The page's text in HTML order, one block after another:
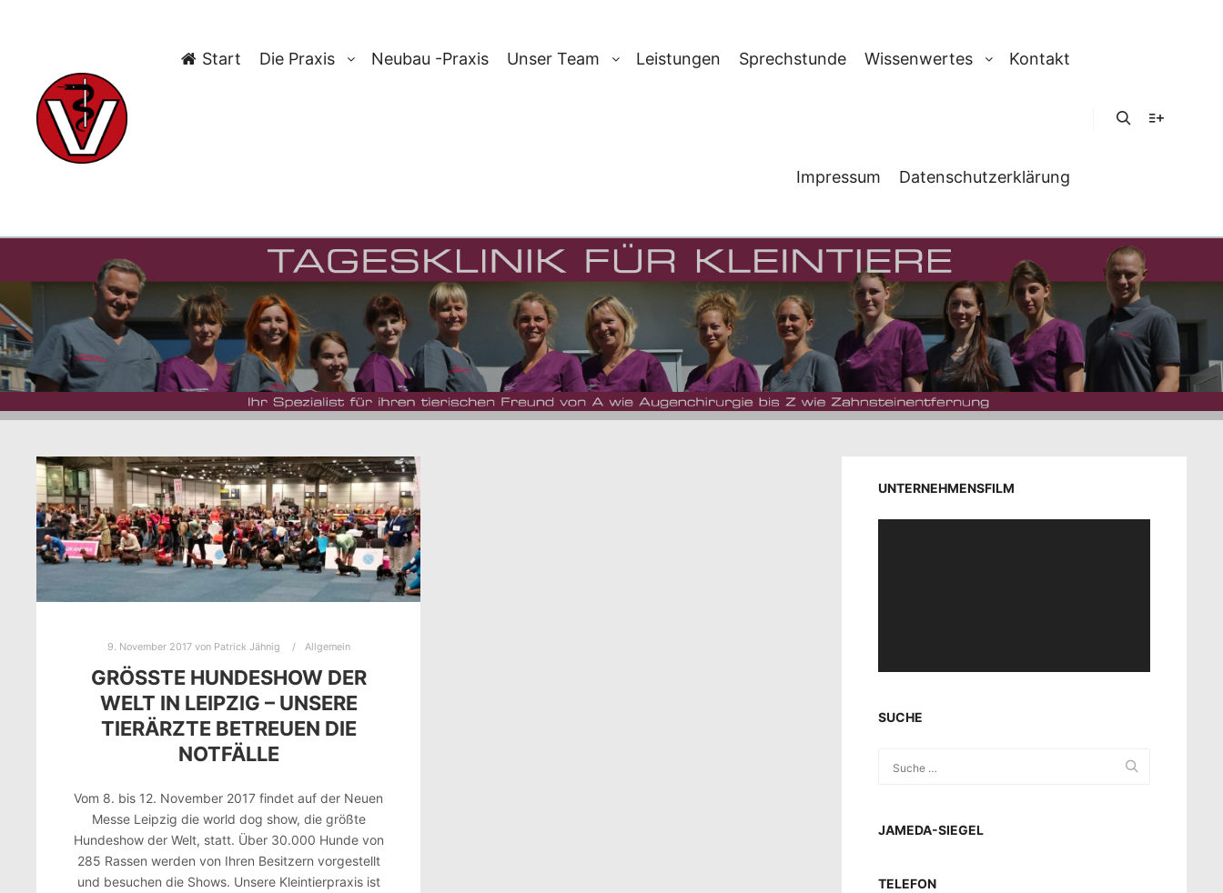
Start Die Praxis Neubau -Praxis Unser Team Leistungen Sprechstunde Wissenwertes Kontakt
Impressum Datenschutzerklärung
TAG-ARCHIV: LEIPZIGER MESSE
9. November 2017von Patrick Jähnig Allgemein
GRÖSSTE HUNDESHOW DER W
ELT IN LEIPZIG – UNSERE T
IERÄRZTE BETREUEN DIE N
OTFÄLLE
Vom 8. bis 12. November 2017 findet auf der Neuen
Messe Leipzig die world dog show, die größte
Hundeshow der Welt, statt. Über 30.000 Hunde von
285 Rassen werden von Ihren Besitzern vorgestellt
und besuchen die Shows. Unsere Kleintierpraxis ist
UNTERNEHMENSFILM
SUCHE
JAMEDA-SIEGEL
TELEFON